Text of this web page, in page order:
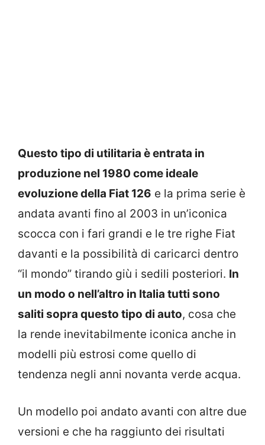
Questo tipo di utilitaria è entrata in
produzione nel 1980 come ideale
evoluzione della Fiat 126 e la prima serie è
andata avanti fino al 2003 in un’iconica
scocca con i fari grandi e le tre righe Fiat
davanti e la possibilità di caricarci dentro
“il mondo” tirando giù i sedili posteriori. In
un modo o nell’altro in Italia tutti sono
saliti sopra questo tipo di auto, cosa che
la rende inevitabilmente iconica anche in
modelli più estrosi come quello di
tendenza negli anni novanta verde acqua.
Un modello poi andato avanti con altre due
versioni e che ha raggiunto dei risultati